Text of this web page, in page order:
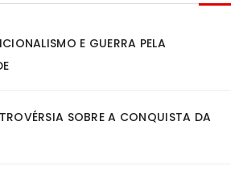
E GUERRA PELA
SOBRE A CONQUISTA DA